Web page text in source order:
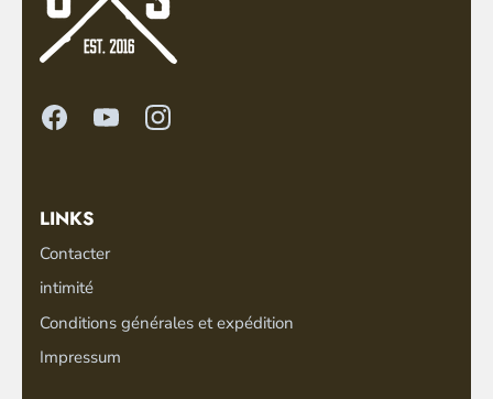
LINKS
Contacter
intimité
Conditions générales et expédition
Impressum